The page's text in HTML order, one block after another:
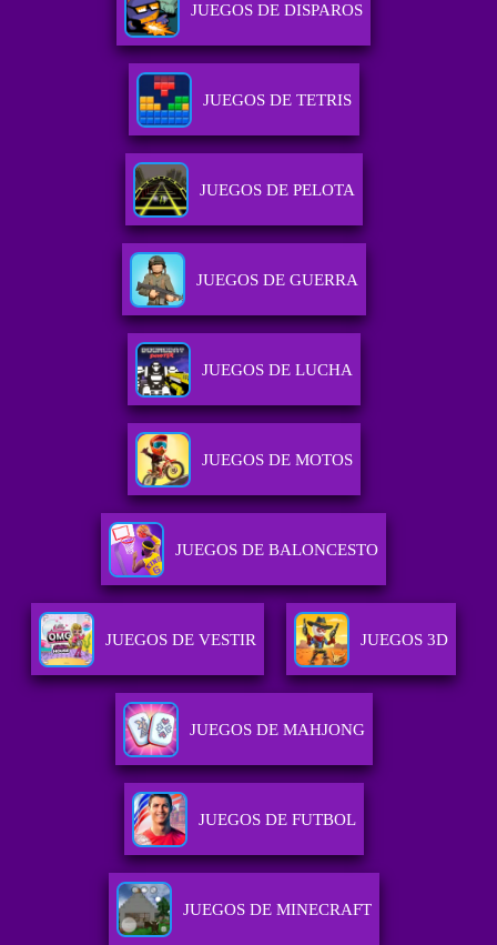
JUEGOS DE DISPAROS
JUEGOS DE TETRIS
JUEGOS DE PELOTA
JUEGOS DE GUERRA
JUEGOS DE LUCHA
JUEGOS DE MOTOS
JUEGOS DE BALONCESTO
JUEGOS DE VESTIR JUEGOS 3D
JUEGOS DE MAHJONG
JUEGOS DE FUTBOL
JUEGOS DE MINECRAFT